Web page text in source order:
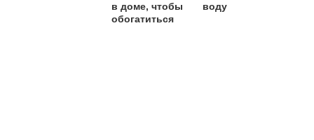
в доме, чтобы
обогатиться
воду